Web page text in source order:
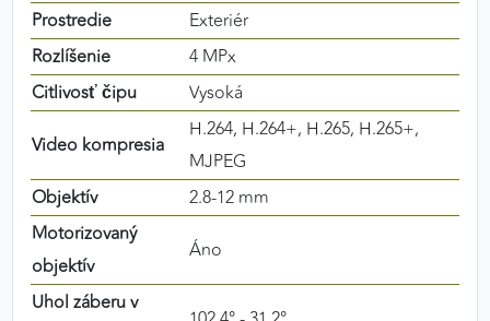
Prostredie
Exteriér
Rozlíšenie
4 MPx
Citlivosť čipu
Vysoká
Video kompresia
H.264, H.264+, H.265, H.265+,
MJPEG
Objektív
2.8-12 mm
Motorizovaný
objektív
Áno
Uhol záberu v
MARKETINGOVÉ COOKIES
Marketingové cookies sa používajú na sledovanie
správania používateľov naprieč webovými
stránkami. Umožňujú nám a našim partnerom
zobrazovať cielenú a relevantnú reklamu, a to na
našom webe aj v reklamných sieťach tretích strán.
Google Ads
Poskytovateľ: